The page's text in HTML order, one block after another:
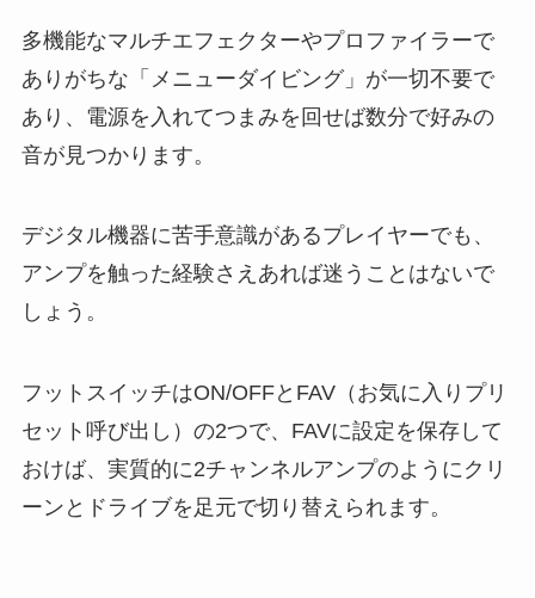
多機能なマルチエフェクターやプロファイラーで
ありがちな「メニューダイビング」が一切不要で
あり、電源を入れてつまみを回せば数分で好みの
音が見つかります。
デジタル機器に苦手意識があるプレイヤーでも、
アンプを触った経験さえあれば迷うことはないで
しょう。
フットスイッチはON/OFFとFAV（お気に入りプリ
セット呼び出し）の2つで、FAVに設定を保存して
おけば、実質的に2チャンネルアンプのようにクリ
ーンとドライブを足元で切り替えられます。